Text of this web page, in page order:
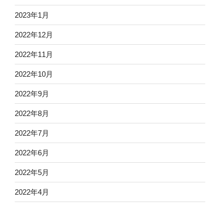
2023年1月
2022年12月
2022年11月
2022年10月
2022年9月
2022年8月
2022年7月
2022年6月
2022年5月
2022年4月